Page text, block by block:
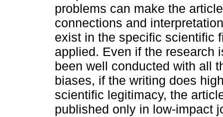
problems can make the
connections and
exist in the specific scientific
applied. Even if the research
been well conducted with all
biases, if the writing does
scientific legitimacy, the
published only in low-impact